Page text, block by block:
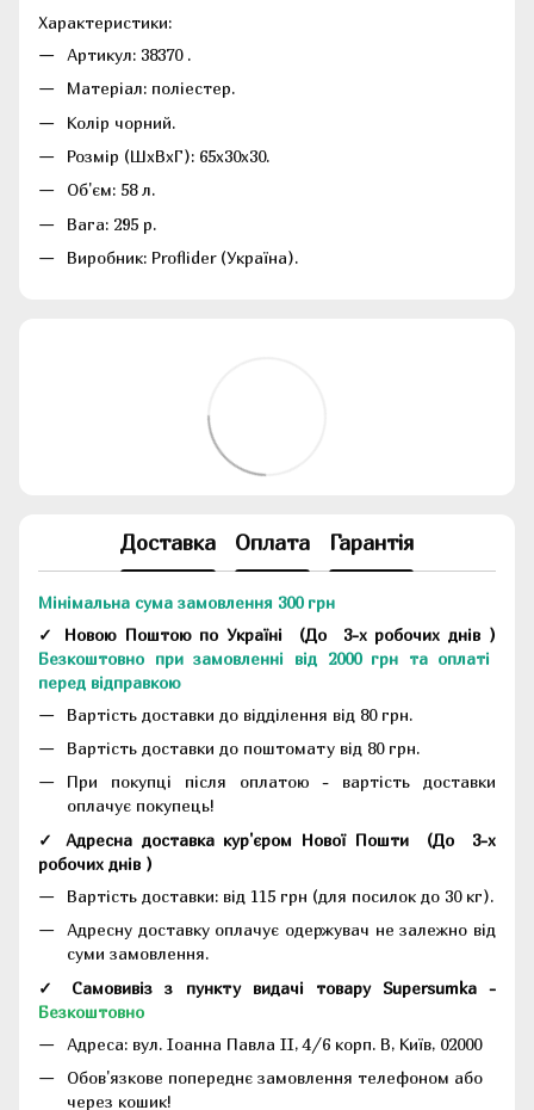
Характеристики:
Артикул: 38370 .
Матеріал: поліестер.
Колір чорний.
Розмір (ШхВхГ): 65х30х30.
Об'єм: 58 л.
Вага: 295 р.
Виробник: Proflider (Україна).
Доставка Оплата Гарантія
Мінімальна сума замовлення 300 грн
✓ Новою Поштою по Україні (До 3-х робочих днів )
Безкоштовно при замовленні від 2000 грн та оплаті
перед відправкою
Вартість доставки до відділення від 80 грн.
Вартість доставки до поштомату від 80 грн.
При покупці після оплатою - вартість доставки
оплачує покупець!
✓ Адресна доставка кур'єром Нової Пошти (До 3-х
робочих днів )
Вартість доставки: від 115 грн (для посилок до 30 кг).
Адресну доставку оплачує одержувач не залежно від
суми замовлення.
✓ Самовивіз з пункту видачі товару Supersumka -
Безкоштовно
Адреса: вул. Іоанна Павла II, 4/6 корп. В, Київ, 02000
Обов'язкове попереднє замовлення телефоном або
через кошик!